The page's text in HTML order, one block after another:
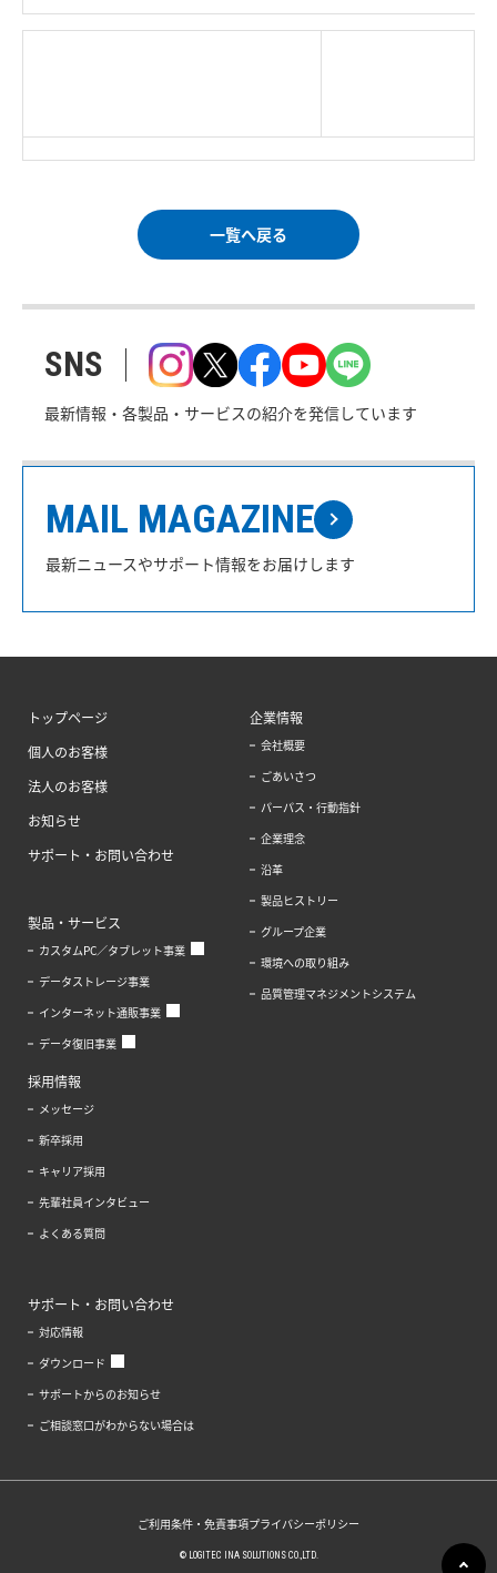
一覧へ戻る
SNS
最新情報・各製品・サービスの紹介を発信しています
MAIL MAGAZINE
最新ニュースやサポート情報をお届けします
トップページ
個人のお客様
法人のお客様
お知らせ
サポート・お問い合わせ
製品・サービス
カスタムPC／タブレット事業
データストレージ事業
インターネット通販事業
データ復旧事業
企業情報
会社概要
ごあいさつ
パーパス・行動指針
企業理念
沿革
製品ヒストリー
グループ企業
環境への取り組み
品質管理マネジメントシステム
採用情報
メッセージ
新卒採用
キャリア採用
先輩社員インタビュー
よくある質問
サポート・お問い合わせ
対応情報
ダウンロード
サポートからのお知らせ
ご相談窓口がわからない場合は
ご利用条件・免責事項プライバシーポリシー
© LOGITEC INA SOLUTIONS CO.,LTD.